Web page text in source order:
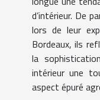
d’intérieur. De
lors de leur
Bordeaux, ils
la
intérieur une
aspect épuré